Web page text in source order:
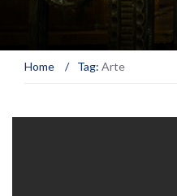
Home / Tag: Arte